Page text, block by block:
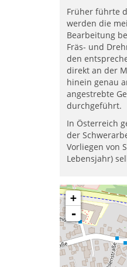
Früher führte
werden die
Bearbeitung
Fräs- und
den
direkt an der
hinein genau
angestrebte
durchgeführt.
In Österreich
der
Vorliegen von
Lebensjahr)
+
-